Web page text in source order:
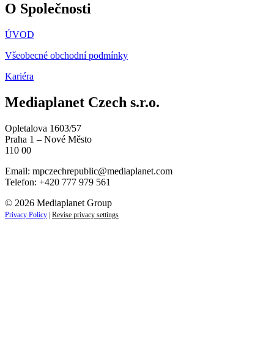
O Společnosti
ÚVOD
Všeobecné obchodní podmínky
Kariéra
Mediaplanet Czech s.r.o.
Opletalova 1603/57
Praha 1 – Nové Město
110 00
Email: mpczechrepublic@mediaplanet.com
Telefon: +420 777 979 561
© 2026 Mediaplanet Group
Privacy Policy | Revise privacy settings